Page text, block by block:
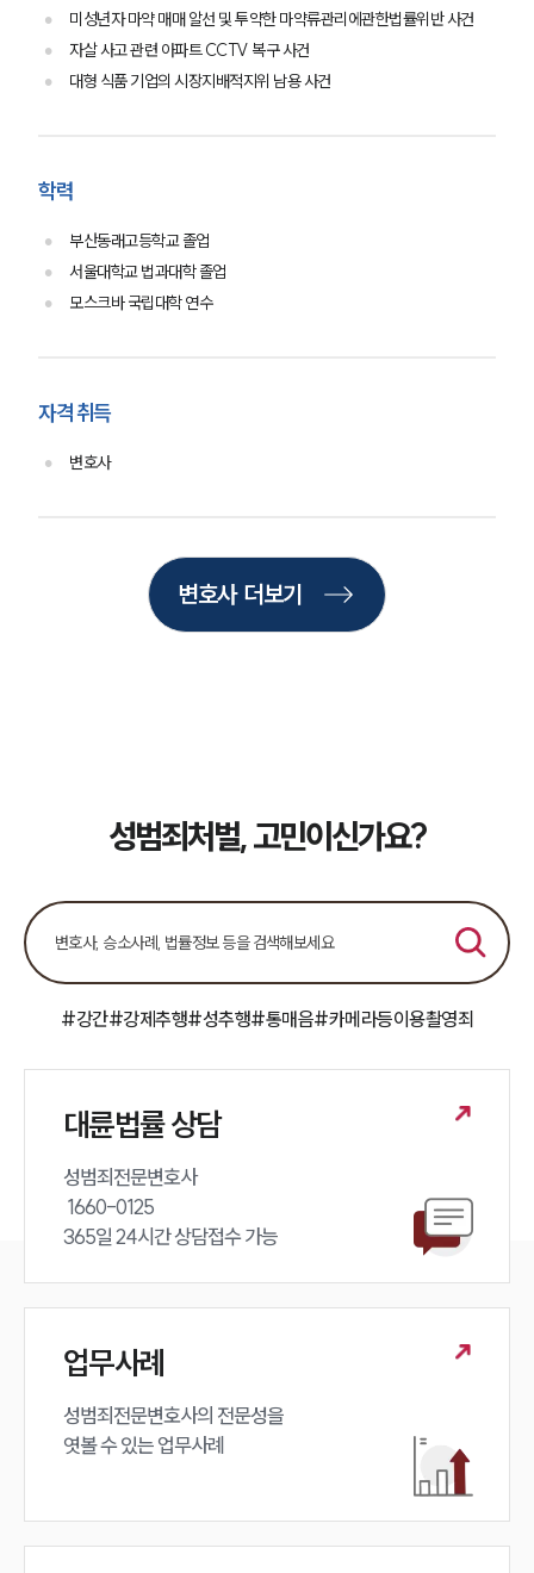
법률지식인
고객후기
구성원 소개
뉴스레터/브로슈어
세미나
미성년자 마약 매매 알선 및 투약한 마약류관리에관한법률위반 사건
자살 사고 관련 아파트 CCTV 복구 사건
대형 식품 기업의 시장지배적지위 남용 사건
학력
부산동래고등학교 졸업
서울대학교 법과대학 졸업
모스크바 국립대학 연수
자격 취득
변호사
변호사 더보기
성범죄처벌, 고민이신가요?
#강간#강제추행#성추행#통매음#카메라등이용촬영죄
대륜법률 상담
성범죄전문변호사
365일 24시간 상담접수 가능
업무사례
성범죄전문변호사의 전문성을
엿볼 수 있는 업무사례